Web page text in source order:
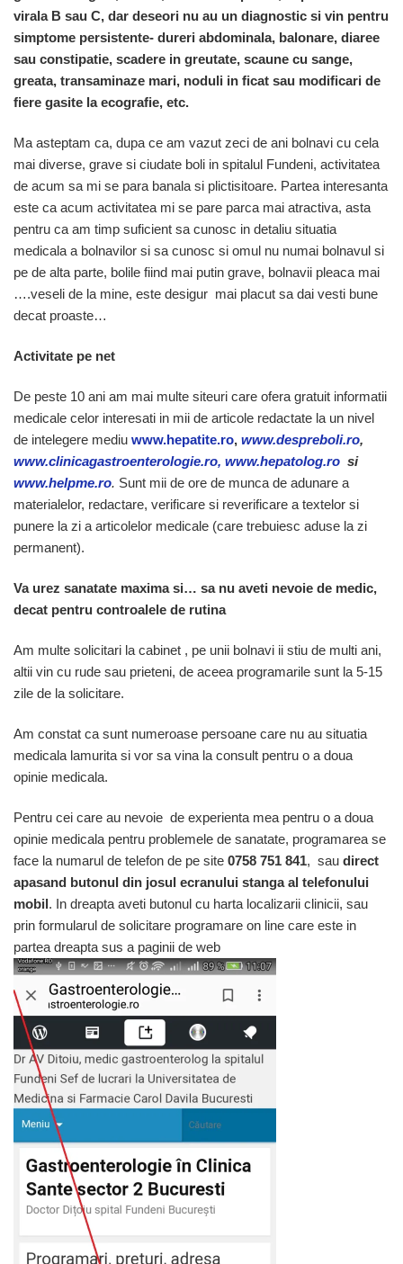
virala B sau C, dar deseori nu au un diagnostic si vin pentru
simptome persistente- dureri abdominala, balonare, diaree
sau constipatie, scadere in greutate, scaune cu sange,
greata, transaminaze mari, noduli in ficat sau modificari de
fiere gasite la ecografie, etc.
Ma asteptam ca, dupa ce am vazut zeci de ani bolnavi cu cela
mai diverse, grave si ciudate boli in spitalul Fundeni, activitatea
de acum sa mi se para banala si plictisitoare. Partea interesanta
este ca acum activitatea mi se pare parca mai atractiva, asta
pentru ca am timp suficient sa cunosc in detaliu situatia
medicala a bolnavilor si sa cunosc si omul nu numai bolnavul si
pe de alta parte, bolile fiind mai putin grave, bolnavii pleaca mai
….veseli de la mine, este desigur mai placut sa dai vesti bune
decat proaste…
Activitate pe net
De peste 10 ani am mai multe siteuri care ofera gratuit informatii
medicale celor interesati in mii de articole redactate la un nivel
de intelegere mediu www.hepatite.ro, www.despreboli.ro,
www.clinicagastroenterologie.ro, www.hepatolog.ro si
www.helpme.ro. Sunt mii de ore de munca de adunare a
materialelor, redactare, verificare si reverificare a textelor si
punere la zi a articolelor medicale (care trebuiesc aduse la zi
permanent).
Va urez sanatate maxima si… sa nu aveti nevoie de medic,
decat pentru controalele de rutina
Am multe solicitari la cabinet , pe unii bolnavi ii stiu de multi ani,
altii vin cu rude sau prieteni, de aceea programarile sunt la 5-15
zile de la solicitare.
Am constat ca sunt numeroase persoane care nu au situatia
medicala lamurita si vor sa vina la consult pentru o a doua
opinie medicala.
Pentru cei care au nevoie de experienta mea pentru o a doua
opinie medicala pentru problemele de sanatate, programarea se
face la numarul de telefon de pe site 0758 751 841, sau direct
apasand butonul din josul ecranului stanga al telefonului
mobil. In dreapta aveti butonul cu harta localizarii clinicii, sau
prin formularul de solicitare programare on line care este in
partea dreapta sus a paginii de web